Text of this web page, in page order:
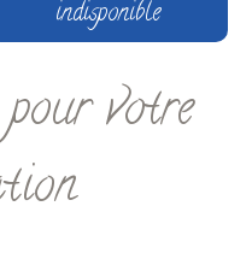
indisponible
votre